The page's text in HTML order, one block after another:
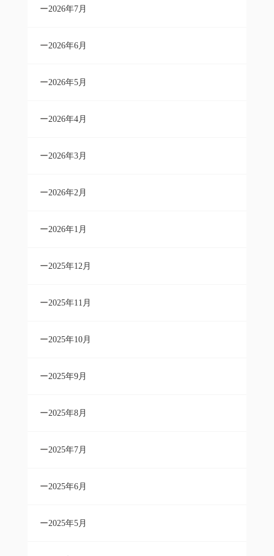
2026年7月
2026年6月
2026年5月
2026年4月
2026年3月
2026年2月
2026年1月
2025年12月
2025年11月
2025年10月
2025年9月
2025年8月
2025年7月
2025年6月
2025年5月